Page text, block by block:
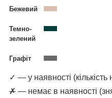
Бежевий
Темно-
зелений
Графіт
✓ — у наявності
✗ — немає в наявності